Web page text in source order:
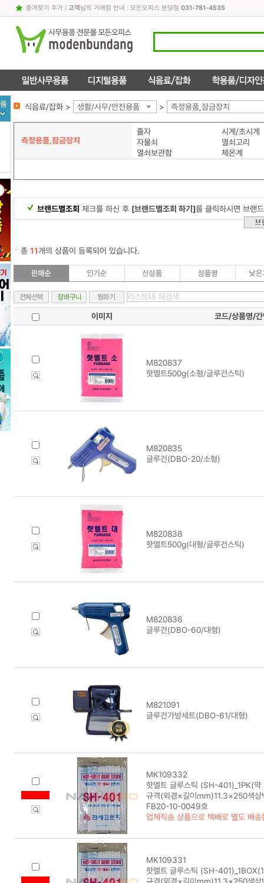
즐겨찾기 추가| 고객님의 거래점 안내 : 모든오피스 분당점 031-781-4535
식음료/잡화 > 생활/사무/안전용품 > 측정용품,잠금장치
측정용품,잠금장치
줄자
시계/초시계
자물쇠
열쇠고리
열쇠보관함
체온계
브랜드별조회 체크를 하신 후 [브랜드별조회 하기]를 클릭하시면 브랜
총 11개의 상품이 등록되어 있습니다.
이미지 코드/상품명/간
M820837
핫멜트500g(소형/글루건스틱)
M820835
글루건(DBO-20/소형)
M820838
핫멜트500g(대형/글루건스틱)
M820836
글루건(DBO-60/대형)
M821091
글루건가방세트(DBO-61/대형)
MK109332
핫멜트 글루스틱 (SH-401)_1PK(
규격(외경×길이mm)11.3×250색상
FB20-10-0049호
업체직송 상품으로 택배로 별도 배송
MK109331
핫멜트 글루스틱 (SH-
규격(외경×길이mm)11.3×250색상